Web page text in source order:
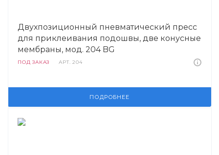
Двухпозиционный пневматический пресс
для приклеивания подошвы, две конусные
мембраны, мод. 204 BG
ПОД ЗАКАЗ АРТ.204
ПОДРОБНЕЕ